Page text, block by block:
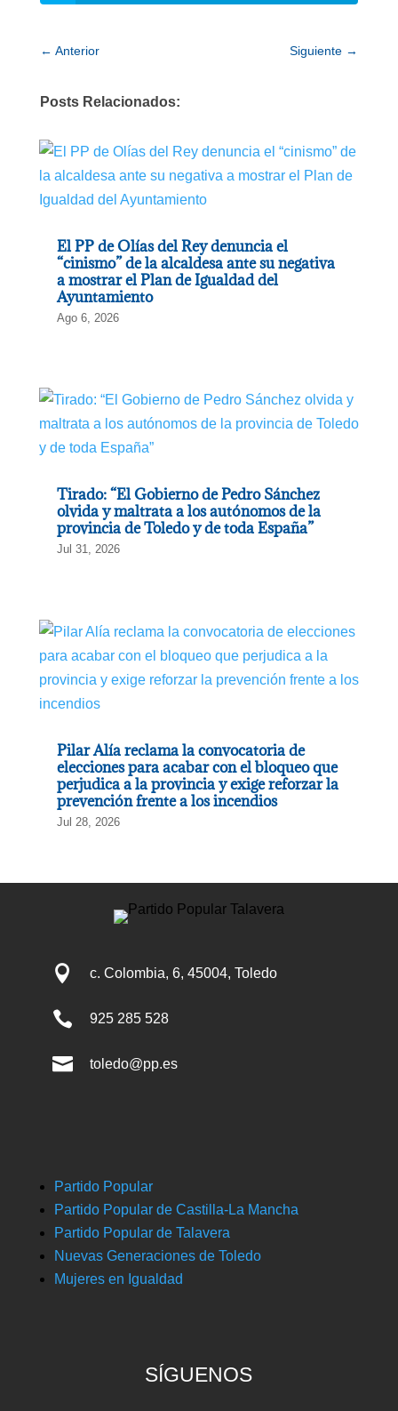
← Anterior Siguiente →
Posts Relacionados:
El PP de Olías del Rey denuncia el
“cinismo” de la alcaldesa ante su negativa
a mostrar el Plan de Igualdad del
Ayuntamiento
Ago 6, 2026
Tirado: “El Gobierno de Pedro Sánchez
olvida y maltrata a los autónomos de la
provincia de Toledo y de toda España”
Jul 31, 2026
Pilar Alía reclama la convocatoria de
elecciones para acabar con el bloqueo que
perjudica a la provincia y exige reforzar la
prevención frente a los incendios
Jul 28, 2026
 c. Colombia, 6, 45004, Toledo
 925 285 528
 toledo@pp.es
Partido Popular
Partido Popular de Castilla-La Mancha
Partido Popular de Talavera
Nuevas Generaciones de Toledo
Mujeres en Igualdad
SÍGUENOS